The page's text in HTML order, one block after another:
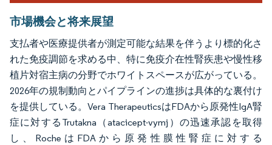
市場機会と将来展望
支払者や医療提供者が測定可能な結果を伴うより標的化さ
れた免疫調節を求める中、特に免疫介在性腎疾患や慢性移
植片対宿主病の分野でホワイトスペースが広がっている。
2026年の規制動向とパイプラインの進捗は具体的な裏付け
を提供している。Vera TherapeuticsはFDAから原発性IgA腎
症に対するTrutakna（atacicept-vymj）の迅速承認を取得
し、RocheはFDAから原発性膜性腎症に対する